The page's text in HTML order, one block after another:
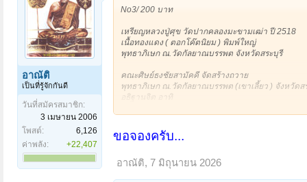
อาณัติ
เป็นที่รู้จักกันดี
วันที่สมัครสมาชิก:
3 เมษายน 2006
โพสต์:
6,126
ค่าพลัง:
+22,407
No3/ 200 บาท
เหรียญหลวงปู่ศุข วัดปากคลองมะขามเฒ่า ปี 2518
เนื้อทองแดง ( ตอกโค๊ตนิยม ) พิมพ์ใหญ่
พุทธาภิเษก ณ.วัดกัลยาณบรรพต จังหวัดสระบุรี
คณะศิษย์ธงชัยสามัคคี จัดสร้างถวาย
พุทธาภิเษก ณ.วัดกัลยาณบรรพต (เขาเลี้ยว ) จังหวัดส
อธิฐานจิต อาทิ
#หลวงพ่อผัน วัดราษฏร์เจริญ
#หลวงพ่อวาง วัดนาสาม
#หลวงพ่อแพ วัดพิกุลทอง
ขอจองครับ...
อาณัติ, 7 มิถุนายน 2026